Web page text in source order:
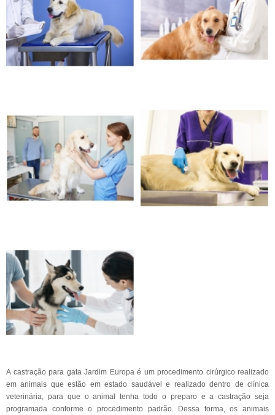
A castração para gata Jardim Europa é um procedimento cirúrgico realizado
em animais que estão em estado saudável e realizado dentro de clínica
veterinária, para que o animal tenha todo o preparo e a castração seja
programada conforme o procedimento padrão. Dessa forma, os animais